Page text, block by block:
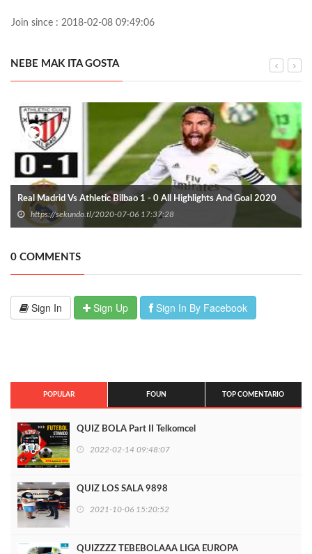
Join since : 2018-02-08 09:49:06
NEBE MAK ITA GOSTA
Real Madrid Vs Athletic Bilbao 1 - 0 All Highlights And Goal 2020
https://sekundo.tl/2020-07-06 17:37:28
0 COMMENTS
Sign In Sign Up Sign In By Facebook
POPULAR FOUN TOP COMENTARIO
QUIZ BOLA Part II Telkomcel
2022-02-14 09:48:07
QUIZ LOS SALA 9898
2021-10-06 15:20:52
QUIZZZZ TEBEBOLAAA LIGA EUROPA